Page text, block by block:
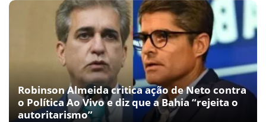
Robinson Almeida critica ação de Neto contra
o Política Ao Vivo e diz que a Bahia “rejeita o
autoritarismo”